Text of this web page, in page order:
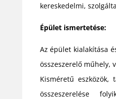
kereskedelmi,
Épület ismertetése:
Az épület kialakítása
összeszerelő műhely,
Kisméretű eszközök,
összeszerelése